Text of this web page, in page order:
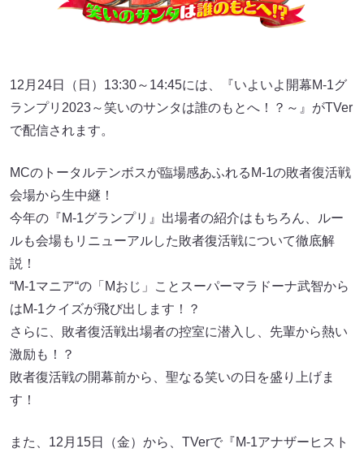
12月24日（日）13:30～14:45には、『いよいよ開幕M-1グ
ランプリ2023～笑いのサンタは誰のもとへ！？～』がTVer
で配信されます。
MCのトータルテンボスが臨場感あふれるM-1の敗者復活戦
会場から生中継！
今年の『M-1グランプリ』出場者の紹介はもちろん、ルー
ルも会場もリニューアルした敗者復活戦について徹底解
説！
“M-1マニア“の「Mおじ」ことスーパーマラドーナ武智から
はM-1クイズが飛び出します！？
さらに、敗者復活戦出場者の控室に潜入し、先輩から熱い
激励も！？
敗者復活戦の開幕前から、聖なる笑いの日を盛り上げま
す！
また、12月15日（金）から、TVerで『M-1アナザーヒスト